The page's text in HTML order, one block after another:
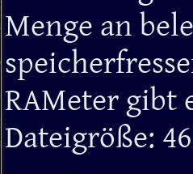
Menge an
RAMeter gibt
Dateigröße: